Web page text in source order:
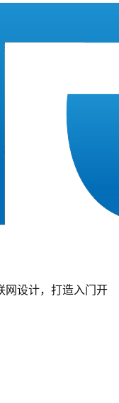
网设计，打造入门开